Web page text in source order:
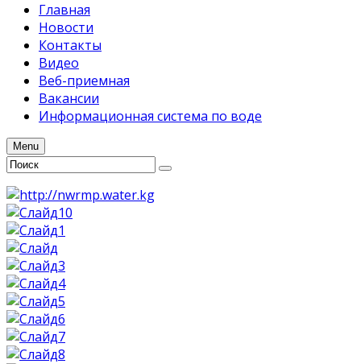
Главная
Новости
Контакты
Видео
Веб-приемная
Вакансии
Информационная система по воде
Menu